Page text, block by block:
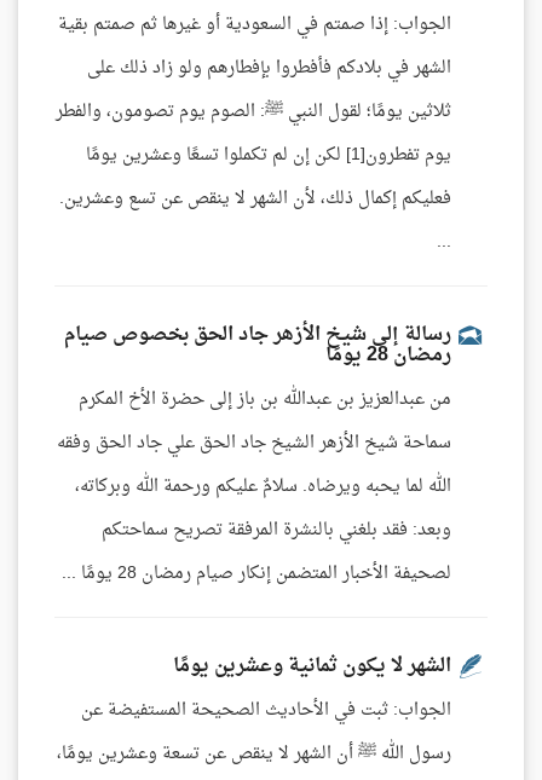
الجواب: إذا صمتم في السعودية أو غيرها ثم صمتم بقية
الشهر في بلادكم فأفطروا بإفطارهم ولو زاد ذلك على
ثلاثين يومًا؛ لقول النبي ﷺ: الصوم يوم تصومون، والفطر
يوم تفطرون[1] لكن إن لم تكملوا تسعًا وعشرين يومًا
فعليكم إكمال ذلك، لأن الشهر لا ينقص عن تسع وعشرين.
...
رسالة إلى شيخ الأزهر جاد الحق بخصوص صيام
رمضان 28 يومًا
من عبدالعزيز بن عبدالله بن باز إلى حضرة الأخ المكرم
سماحة شيخ الأزهر الشيخ جاد الحق علي جاد الحق وفقه
الله لما يحبه ويرضاه. سلامٌ عليكم ورحمة الله وبركاته،
وبعد: فقد بلغني بالنشرة المرفقة تصريح سماحتكم
لصحيفة الأخبار المتضمن إنكار صيام رمضان 28 يومًا ...
الشهر لا يكون ثمانية وعشرين يومًا
الجواب: ثبت في الأحاديث الصحيحة المستفيضة عن
رسول الله ﷺ أن الشهر لا ينقص عن تسعة وعشرين يومًا،